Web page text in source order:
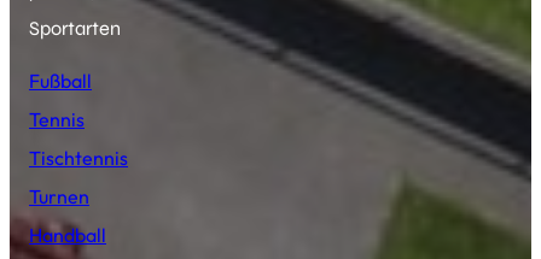
Sportarten
Fußball
Tennis
Tischtennis
Turnen
Handball